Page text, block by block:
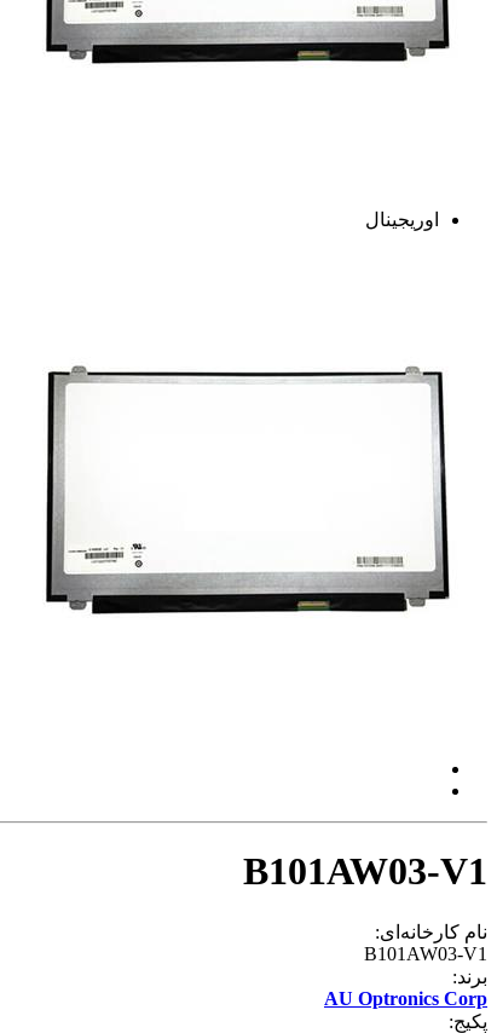
اوریجینال
B101AW03-V1
نام کارخانه‌ای:
B101AW03-V1
برند:
AU Optronics Corp
پکیج: